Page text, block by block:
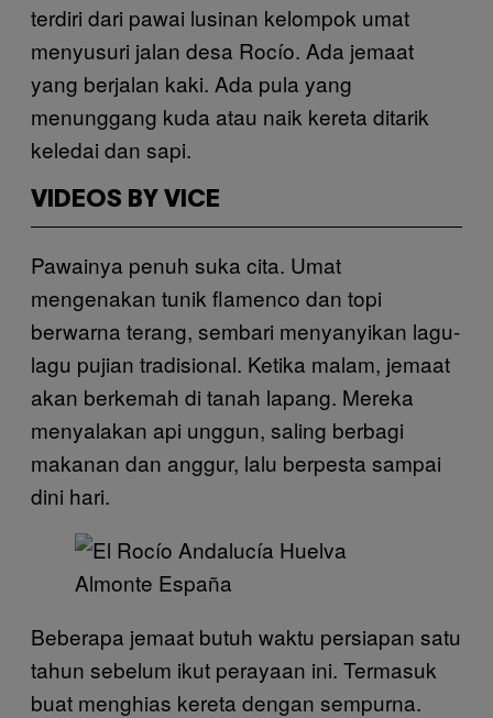
terdiri dari pawai lusinan kelompok umat
menyusuri jalan desa Rocío. Ada jemaat
yang berjalan kaki. Ada pula yang
menunggang kuda atau naik kereta ditarik
keledai dan sapi.
VIDEOS BY VICE
Pawainya penuh suka cita. Umat
mengenakan tunik flamenco dan topi
berwarna terang, sembari menyanyikan lagu-
lagu pujian tradisional. Ketika malam, jemaat
akan berkemah di tanah lapang. Mereka
menyalakan api unggun, saling berbagi
makanan dan anggur, lalu berpesta sampai
dini hari.
Beberapa jemaat butuh waktu persiapan satu
tahun sebelum ikut perayaan ini. Termasuk
buat menghias kereta dengan sempurna.